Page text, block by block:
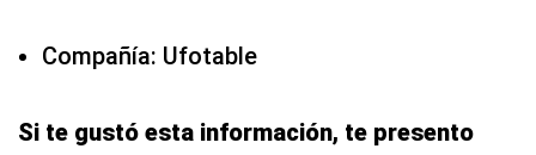
Compañía: Ufotable
Si te gustó esta información, te presento